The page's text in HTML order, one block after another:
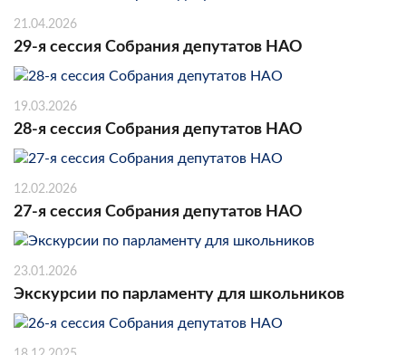
21.04.2026
29-я сессия Собрания депутатов НАО
19.03.2026
28-я сессия Собрания депутатов НАО
12.02.2026
27-я сессия Собрания депутатов НАО
23.01.2026
Экскурсии по парламенту для школьников